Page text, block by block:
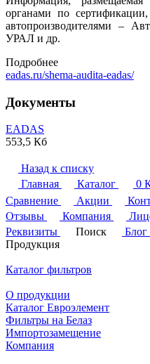
органами по
автопроизводителями –
УРАЛ и др.
Подробнее
eadas.ru/shema-audita-eadas/
Документы
EADAS
553,5 Кб
Назад к списку
Главная
Каталог 0
Сравнение
Акции
Отзывы
Компания
Реквизиты
Поиск Блог
Продукция
Каталог фильтров
О продукции
Каталог Евроэлемент
Фильтры на Белаз
Импортозамещение
Компания